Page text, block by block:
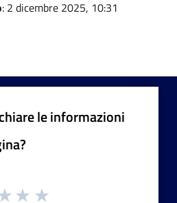
: 2 dicembre 2025, 10:31
le informazioni